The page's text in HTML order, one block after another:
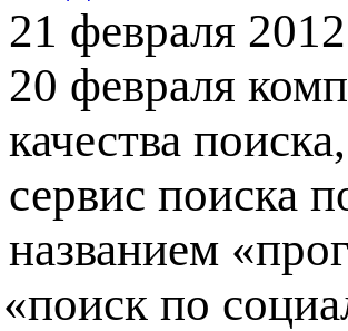
21 февраля 2012
20 февраля
качества
сервис поиска
названием «
«поиск по